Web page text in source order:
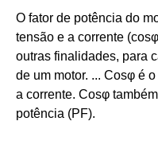
O fator de potência do
tensão e a corrente
outras finalidades, para
de um motor. ... Cosφ é
a corrente. Cosφ
potência (PF).